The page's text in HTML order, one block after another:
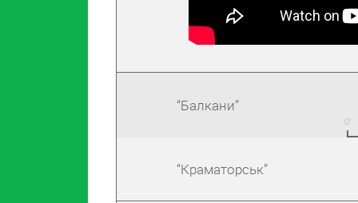
“Балкани”
“Краматорськ”